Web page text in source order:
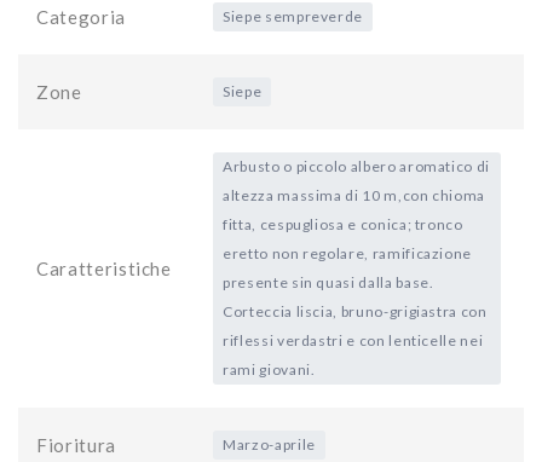
Categoria Siepe sempreverde
Zone Siepe
Caratteristiche
Arbusto o piccolo albero aromatico di
altezza massima di 10 m,con chioma
fitta, cespugliosa e conica; tronco
eretto non regolare, ramificazione
presente sin quasi dalla base.
Corteccia liscia, bruno-grigiastra con
riflessi verdastri e con lenticelle nei
rami giovani.
Fioritura Marzo-aprile